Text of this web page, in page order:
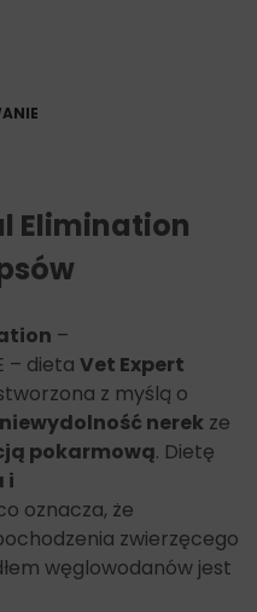
Elimination
–
– dieta Vet Expert
z myślą o
niewydolność nerek ze
pokarmową. Dietę
i
oznacza, że
zwierzęcego
węglowodanów jest